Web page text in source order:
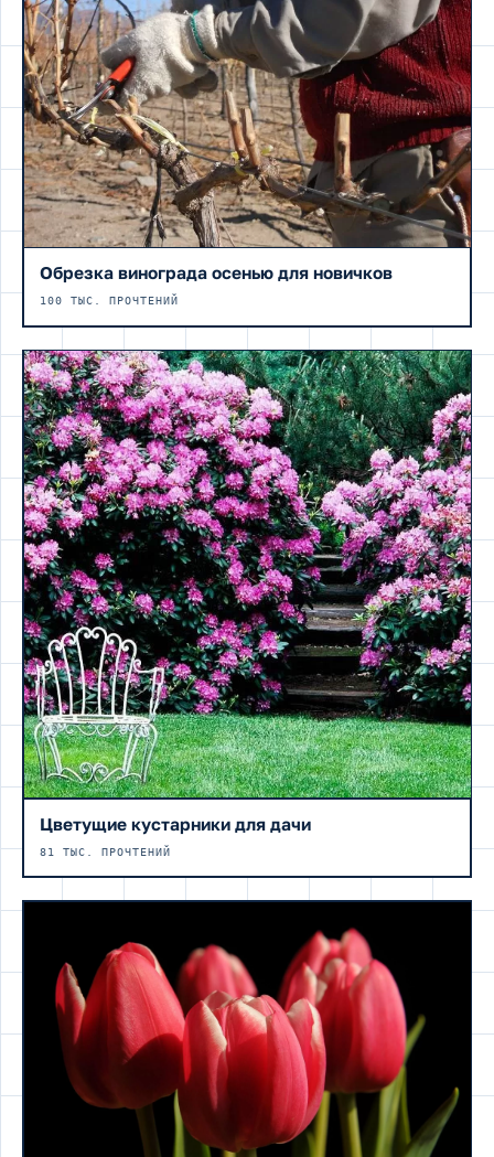
Обрезка винограда осенью для новичков
100 ТЫС. ПРОЧТЕНИЙ
Цветущие кустарники для дачи
81 ТЫС. ПРОЧТЕНИЙ